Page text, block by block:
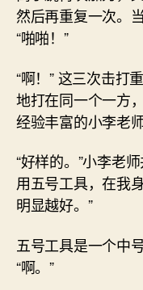
然后再重复一次。
“啪啪！”
“啊！” 这三次击打
地打在同一个一方
经验丰富的小李老
“好样的。”小李老
用五号工具，在我
明显越好。”
五号工具是一个中
“啊。”